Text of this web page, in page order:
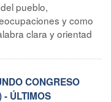
pueblo,
y como
clara y orientad
CONGRESO
- ÚLTIMOS